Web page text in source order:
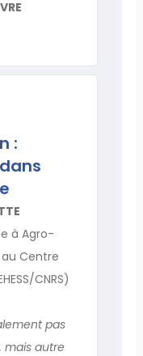
:
à Agro-
Centre
CNRS)
pas
mais autre